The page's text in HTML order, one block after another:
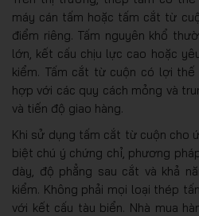
máy cán tấm hoặc tấm cắt từ
điểm riêng. Tấm nguyên khổ
lớn, kết cấu chịu lực cao hoặc
kiểm. Tấm cắt từ cuộn có lợi thế
hợp với các quy cách mỏng và
và tiến độ giao hàng.
Khi sử dụng tấm cắt từ cuộn cho
biệt chú ý chứng chỉ, phương
dày, độ phẳng sau cắt và khả
kiểm. Không phải mọi loại thép
với kết cấu tàu biển. Nhà mua